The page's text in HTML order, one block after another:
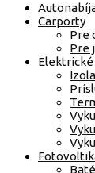
Carporty
Pre
Pre